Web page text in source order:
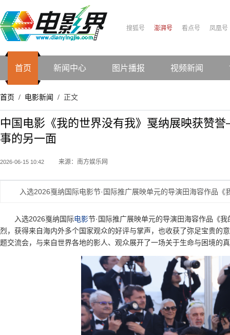
搜狐号 澎湃号 看点号 凤凰号
首页 新闻中心 图片播报 视频新闻
首页 / 电影新闻 / 正文
中国电影《我的世界没有我》戛纳展映获赞
事的另一面
2026-06-15 10:42 来源：南方娱乐网
入选2026戛纳国际电影节·国际推广展映单元的导演田海容作品
入选2026戛纳国际电影节·国际推广展映单元的导演田海容作品《
烈，获得来自海内外多个国家观众的好评与掌声，也收获了弥足宝贵的
题交流会，与来自世界各地的影人、观众展开了一场关于生命与困境的